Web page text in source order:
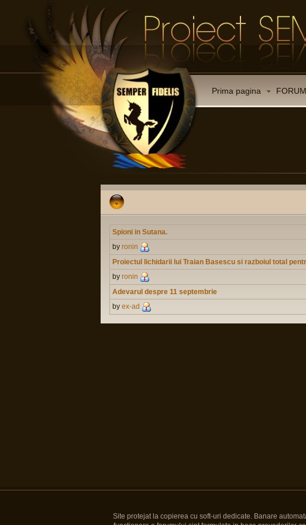
Prima pagina FORUM
Spioni in Sutana.
by ronin
Proiectul lichidarii lui Traian Basescu si razboiul total
by ronin
Adevarul despre 11 septembrie
by ex-ad
Site protejat la copierea cu soft-uri dedicate. Banare